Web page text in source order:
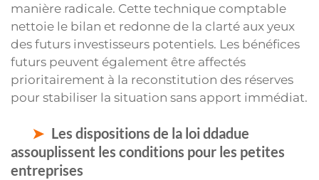
manière radicale. Cette technique comptable
nettoie le bilan et redonne de la clarté aux yeux
des futurs investisseurs potentiels. Les bénéfices
futurs peuvent également être affectés
prioritairement à la reconstitution des réserves
pour stabiliser la situation sans apport immédiat.
Les dispositions de la loi ddadue
assouplissent les conditions pour les petites
entreprises